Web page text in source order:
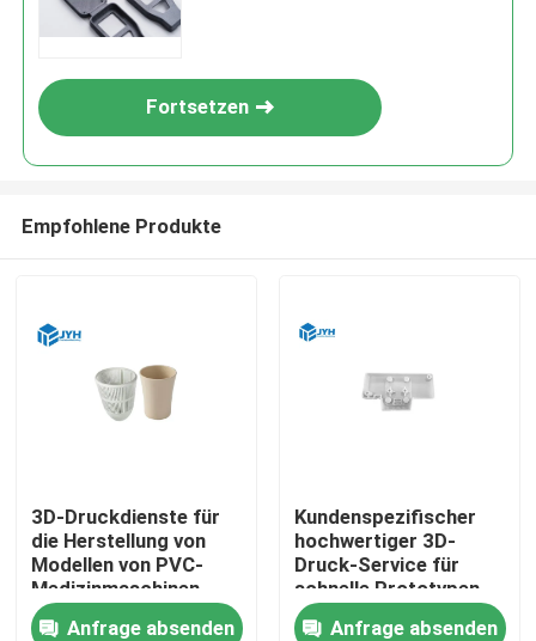
Fortsetzen
Empfohlene Produkte
3D-Druckdienste für
die Herstellung von
Modellen von PVC-
Medizinmaschinen
Anfrage absenden
Kundenspezifischer
hochwertiger 3D-
Druck-Service für
schnelle Prototypen
aus Kunststoff
Anfrage absenden